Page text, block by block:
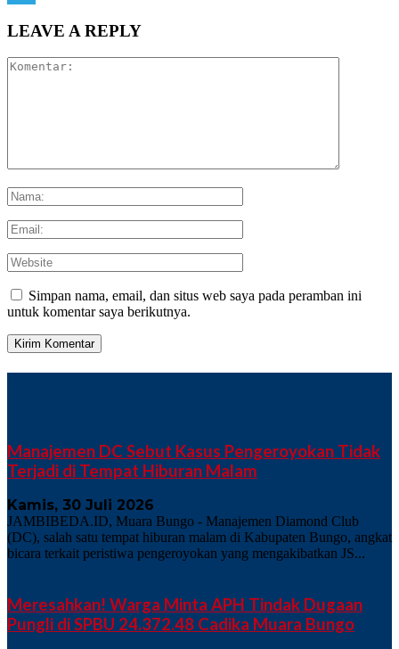
LEAVE A REPLY
Simpan nama, email, dan situs web saya pada peramban ini
untuk komentar saya berikutnya.
Manajemen DC Sebut Kasus Pengeroyokan Tidak
Terjadi di Tempat Hiburan Malam
Kamis, 30 Juli 2026
JAMBIBEDA.ID, Muara Bungo - Manajemen Diamond Club
(DC), salah satu tempat hiburan malam di Kabupaten Bungo, angkat
bicara terkait peristiwa pengeroyokan yang mengakibatkan JS...
Meresahkan! Warga Minta APH Tindak Dugaan
Pungli di SPBU 24.372.48 Cadika Muara Bungo